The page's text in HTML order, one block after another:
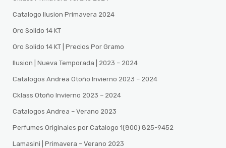
Catalogo Ilusion Primavera 2024
Oro Solido 14 KT
Oro Solido 14 KT | Precios Por Gramo
Ilusion | Nueva Temporada | 2023 – 2024
Catalogos Andrea Otoño Invierno 2023 – 2024
Cklass Otoño Invierno 2023 – 2024
Catalogos Andrea – Verano 2023
Perfumes Originales por Catalogo 1(800) 825-9452
Lamasini | Primavera – Verano 2023